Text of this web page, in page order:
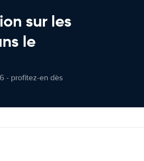
sur les
le
- profitez-en dès